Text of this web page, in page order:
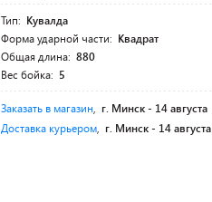
Тип: Кувалда
Форма ударной части: Квадрат
Общая длина: 880
Вес бойка: 5
Заказать в магазин г. Минск - 14 августа
Доставка курьером г. Минск - 14 августа